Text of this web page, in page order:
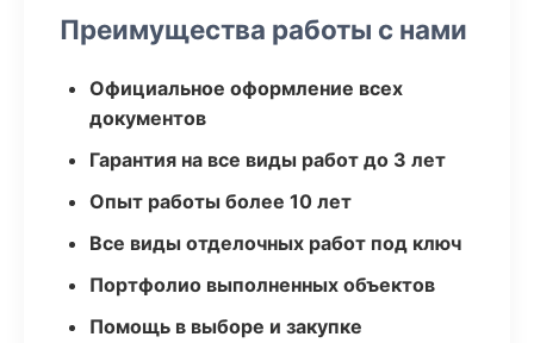
Преимущества работы с нами
Официальное оформление всех
документов
Гарантия на все виды работ до 3 лет
Опыт работы более 10 лет
Все виды отделочных работ под ключ
Портфолио выполненных объектов
Помощь в выборе и закупке